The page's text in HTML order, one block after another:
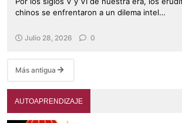
chinos se enfrentaron a un dilema intel…
Julio 28, 2026 0
Más antigua
AUTOAPRENDIZAJE